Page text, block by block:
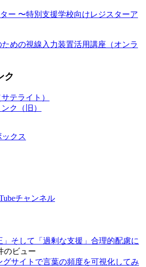
ター 〜特別支援学校向けレジスターア
めの視線入力装置活用講座（オンラ
ク
テライト）
ク（旧）
クス
チャンネル
」そして「過剰な支援」合理的配慮に
のビュー
グサイトで言葉の頻度を可視化してみ